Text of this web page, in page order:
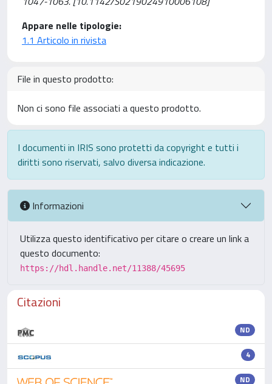
Appare nelle tipologie:
1.1 Articolo in rivista
File in questo prodotto:
Non ci sono file associati a questo prodotto.
I documenti in IRIS sono protetti da copyright e tutti i
diritti sono riservati, salvo diversa indicazione.
Informazioni
Utilizza questo identificativo per citare o creare un link a
questo documento:
https://hdl.handle.net/11388/45695
Citazioni
ND
4
ND